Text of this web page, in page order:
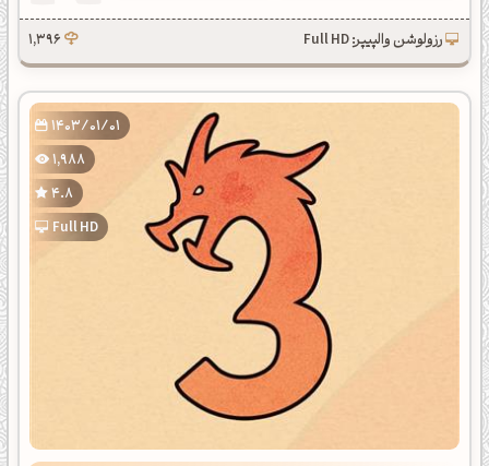
رزولوشن والپیپر: Full HD 1,396
1403/01/01
1,988
4.8
Full HD